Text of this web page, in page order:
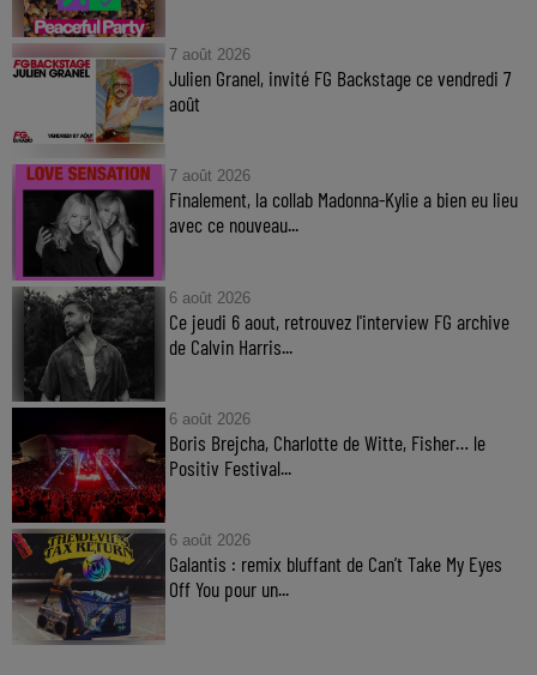
7 août 2026
Julien Granel, invité FG Backstage ce vendredi 7
août
7 août 2026
Finalement, la collab Madonna-Kylie a bien eu lieu
avec ce nouveau...
6 août 2026
Ce jeudi 6 aout, retrouvez l'interview FG archive
de Calvin Harris...
6 août 2026
Boris Brejcha, Charlotte de Witte, Fisher… le
Positiv Festival...
6 août 2026
Galantis : remix bluffant de Can’t Take My Eyes
Off You pour un...